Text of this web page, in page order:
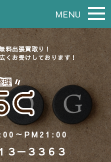
料出張買取り！
くお受けしております！
～PM21:00
３－３３６３
MENU